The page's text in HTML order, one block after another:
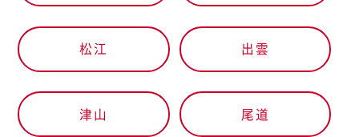
松江 出雲
津山 尾道